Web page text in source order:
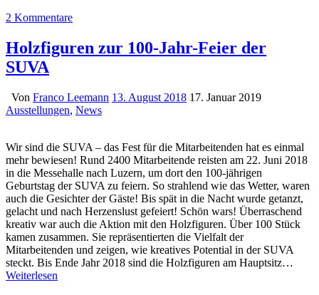
2 Kommentare
Holzfiguren zur 100-Jahr-Feier der
SUVA
Von Franco Leemann 13. August 2018 17. Januar 2019
Ausstellungen, News
Wir sind die SUVA – das Fest für die Mitarbeitenden hat es einmal
mehr bewiesen! Rund 2400 Mitarbeitende reisten am 22. Juni 2018
in die Messehalle nach Luzern, um dort den 100-jährigen
Geburtstag der SUVA zu feiern. So strahlend wie das Wetter, waren
auch die Gesichter der Gäste! Bis spät in die Nacht wurde getanzt,
gelacht und nach Herzenslust gefeiert! Schön wars! Überraschend
kreativ war auch die Aktion mit den Holzfiguren. Über 100 Stück
kamen zusammen. Sie repräsentierten die Vielfalt der
Mitarbeitenden und zeigen, wie kreatives Potential in der SUVA
steckt. Bis Ende Jahr 2018 sind die Holzfiguren am Hauptsitz…
Weiterlesen